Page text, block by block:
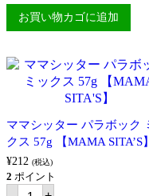
の
素）
SITA’S】
個
ッ
タ
ア
バ
ミ
ッ
ク
ス
40g
お買い物カゴに追加
ママシッター パラボック
クス 57g 【MAMA SITA’S】
¥212 (税込)
2 ポイント
マ